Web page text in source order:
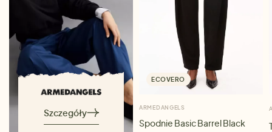
Szczegóły
ECOVERO
ARMEDANGELS
Spodnie Basic Barrel Black